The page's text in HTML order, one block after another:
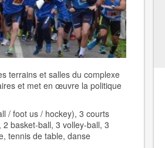
terrains et salles du complexe
et met en œuvre la politique
/ foot us / hockey), 3 courts
basket-ball, 3 volley-ball, 3
tennis de table, danse